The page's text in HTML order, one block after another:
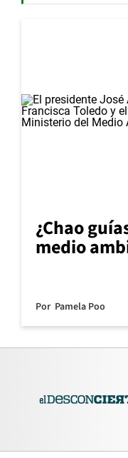
¿Chao
medio
Por Pamela Poo